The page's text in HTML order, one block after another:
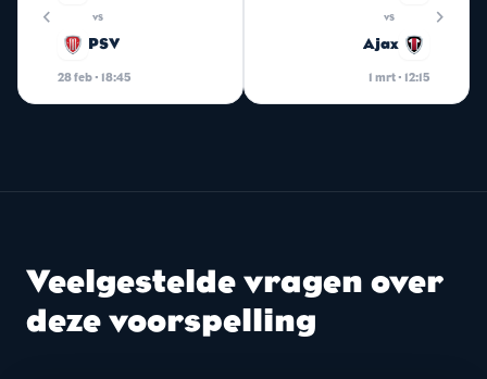
chevron_left vs
PSV
28 feb · 18:45
vs
Ajax
1 mrt · 12:15
chevron_right
Veelgestelde vragen over
deze voorspelling